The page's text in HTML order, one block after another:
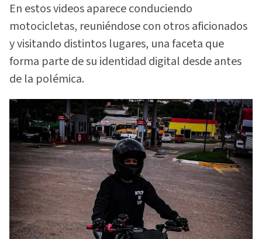
En estos videos aparece conduciendo
motocicletas, reuniéndose con otros aficionados
y visitando distintos lugares, una faceta que
forma parte de su identidad digital desde antes
de la polémica.